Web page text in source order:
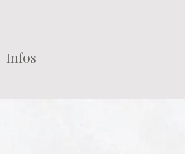
Infos